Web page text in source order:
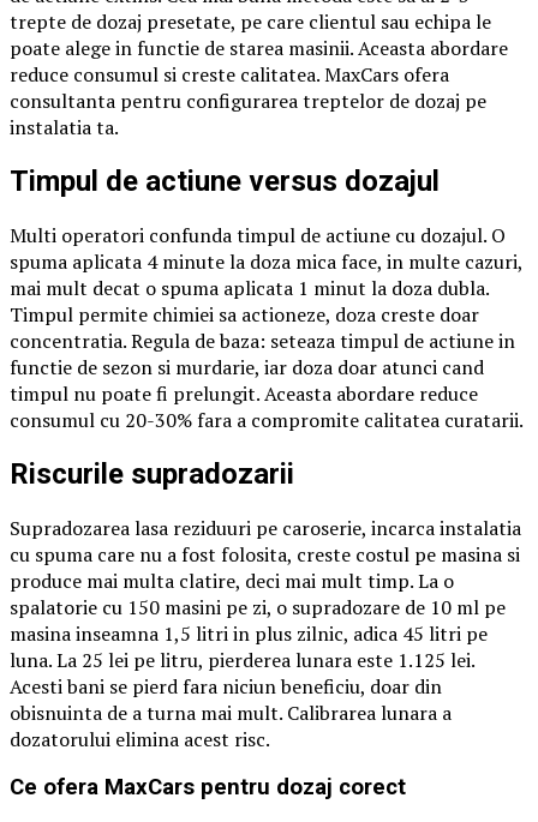
trepte de dozaj presetate, pe care clientul sau echipa le
poate alege in functie de starea masinii. Aceasta abordare
reduce consumul si creste calitatea. MaxCars ofera
consultanta pentru configurarea treptelor de dozaj pe
instalatia ta.
Timpul de actiune versus dozajul
Multi operatori confunda timpul de actiune cu dozajul. O
spuma aplicata 4 minute la doza mica face, in multe cazuri,
mai mult decat o spuma aplicata 1 minut la doza dubla.
Timpul permite chimiei sa actioneze, doza creste doar
concentratia. Regula de baza: seteaza timpul de actiune in
functie de sezon si murdarie, iar doza doar atunci cand
timpul nu poate fi prelungit. Aceasta abordare reduce
consumul cu 20-30% fara a compromite calitatea curatarii.
Riscurile supradozarii
Supradozarea lasa reziduuri pe caroserie, incarca instalatia
cu spuma care nu a fost folosita, creste costul pe masina si
produce mai multa clatire, deci mai mult timp. La o
spalatorie cu 150 masini pe zi, o supradozare de 10 ml pe
masina inseamna 1,5 litri in plus zilnic, adica 45 litri pe
luna. La 25 lei pe litru, pierderea lunara este 1.125 lei.
Acesti bani se pierd fara niciun beneficiu, doar din
obisnuinta de a turna mai mult. Calibrarea lunara a
dozatorului elimina acest risc.
Ce ofera MaxCars pentru dozaj corect